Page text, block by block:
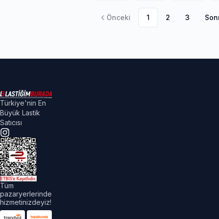
Önceki 1 2 3
Türkiye'nin En
Büyük Lastik
Satıcısı
Tüm
pazaryerlerinde
hizmetinizdeyiz!